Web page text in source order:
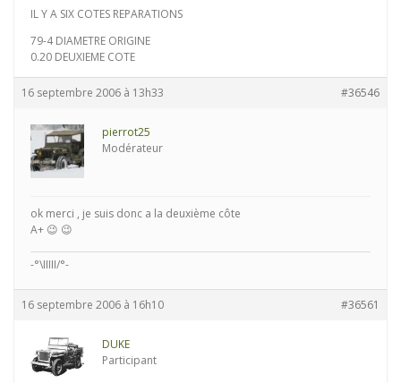
IL Y A SIX COTES REPARATIONS
79-4 DIAMETRE ORIGINE
0.20 DEUXIEME COTE
16 septembre 2006 à 13h33 #36546
pierrot25
Modérateur
ok merci , je suis donc a la deuxième côte
A+ 😉 😉
-°\IIIII/°-
16 septembre 2006 à 16h10 #36561
DUKE
Participant